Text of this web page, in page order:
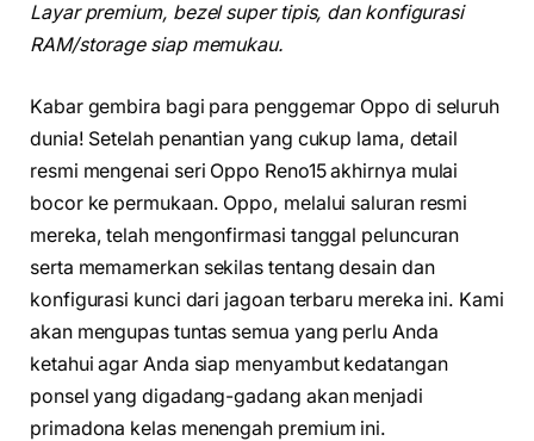
Layar premium, bezel super tipis, dan konfigurasi
RAM/storage siap memukau.
Kabar gembira bagi para penggemar Oppo di seluruh
dunia! Setelah penantian yang cukup lama, detail
resmi mengenai seri Oppo Reno15 akhirnya mulai
bocor ke permukaan. Oppo, melalui saluran resmi
mereka, telah mengonfirmasi tanggal peluncuran
serta memamerkan sekilas tentang desain dan
konfigurasi kunci dari jagoan terbaru mereka ini. Kami
akan mengupas tuntas semua yang perlu Anda
ketahui agar Anda siap menyambut kedatangan
ponsel yang digadang-gadang akan menjadi
primadona kelas menengah premium ini.